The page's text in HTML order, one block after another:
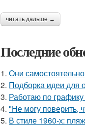
читать дальше →
Последние
1. Они
2. Подборка идеи для
3. Работаю по
4. "Не могу поверить,
5. В стиле 1960-х: